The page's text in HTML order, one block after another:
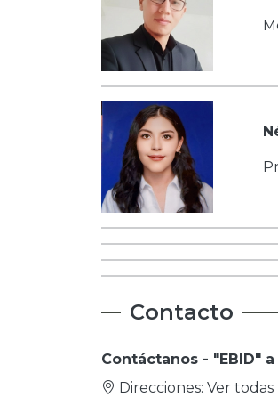
Contacto
Contáctanos - "EBID"
Direcciones: Ver todas